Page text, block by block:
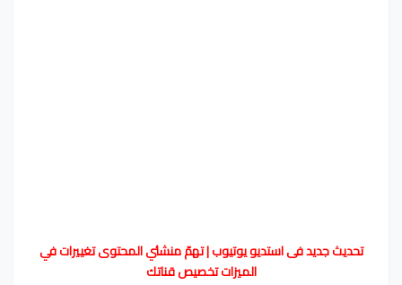
تحديث جديد فى استديو يوتيوب | تهمّ منشئي المحتوى تغييرات في
الميزات تخصيص قناتك